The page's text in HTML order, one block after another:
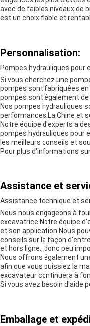
avec de faibles niveaux de
est un choix fiable et
Personnalisation:
Pompes hydrauliques pour
Si vous cherchez une
pompes sont fabriquées
pompes sont également
Nos pompes hydrauliques
performances.La Chine et
Notre équipe d'experts a
pompes hydrauliques pour
les meilleurs conseils et
Pour plus d'informations
Assistance et
Assistance technique et
Nous nous engageons à
excavatrice.Notre équipe
et son application.Nous
conseils sur la façon
et hors ligne., donc peu
Nous offrons également
afin que vous puissiez la
excavateur continuera à
Si vous avez besoin d'aide
Emballage et